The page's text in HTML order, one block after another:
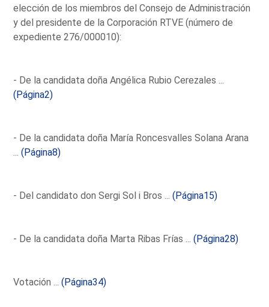
elección de los miembros del Consejo de Administración
y del presidente de la Corporación RTVE (número de
expediente 276/000010):
- De la candidata doña Angélica Rubio Cerezales ...
(Página2)
- De la candidata doña María Roncesvalles Solana Arana
...(Página8)
- Del candidato don Sergi Sol i Bros ...(Página15)
- De la candidata doña Marta Ribas Frías ...(Página28)
Votación ...(Página34)